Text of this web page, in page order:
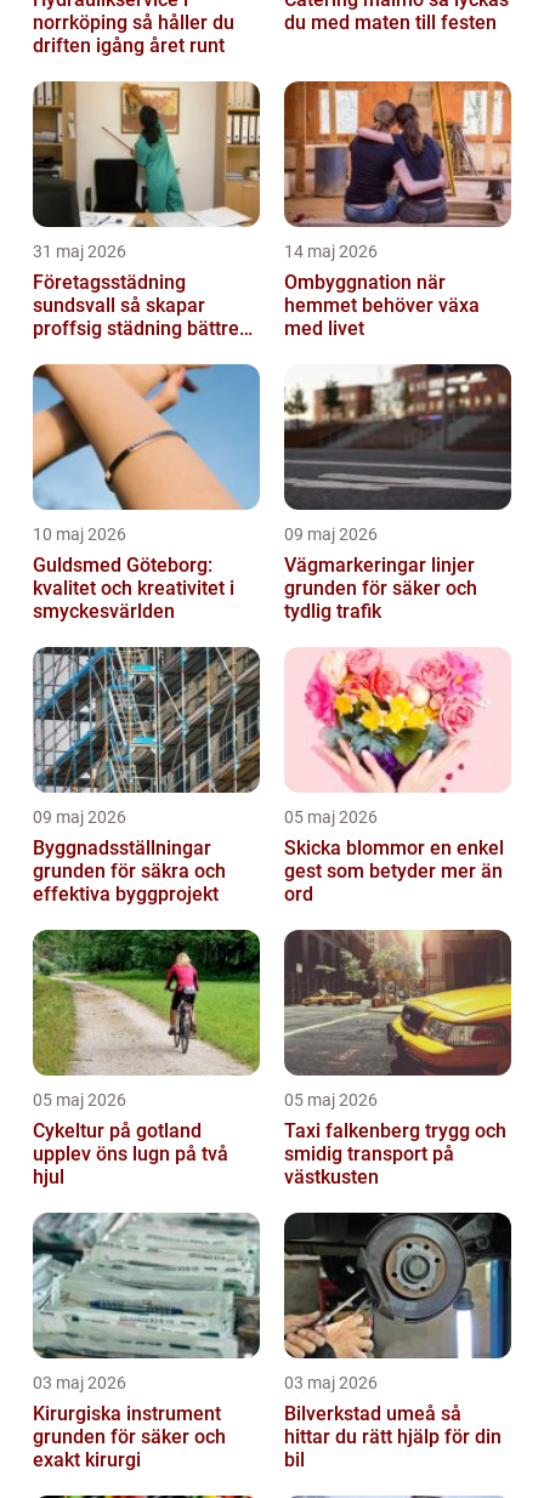
norrköping så håller du
driften igång året runt
du med maten till festen
31 maj 2026
Företagsstädning
sundsvall så skapar
proffsig städning bättre
14 maj 2026
Ombyggnation när
hemmet behöver växa
med livet
10 maj 2026
Guldsmed Göteborg:
kvalitet och kreativitet i
smyckesvärlden
09 maj 2026
Vägmarkeringar linjer
grunden för säker och
tydlig trafik
09 maj 2026
Byggnadsställningar
grunden för säkra och
effektiva byggprojekt
05 maj 2026
Skicka blommor en enkel
gest som betyder mer än
ord
05 maj 2026
Cykeltur på gotland
upplev öns lugn på två
hjul
05 maj 2026
Taxi falkenberg trygg och
smidig transport på
västkusten
03 maj 2026
Kirurgiska instrument
grunden för säker och
exakt kirurgi
03 maj 2026
Bilverkstad umeå så
hittar du rätt hjälp för din
bil